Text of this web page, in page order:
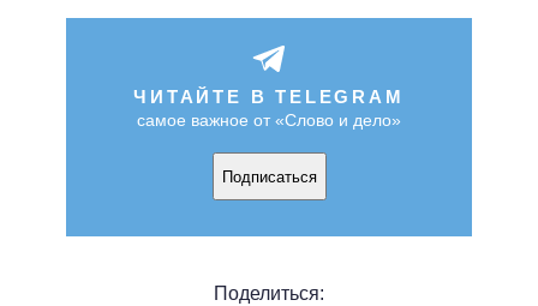
ЧИТАЙТЕ В TELEGRAM
самое важное от «Слово и дело»
Подписаться
Поделиться: